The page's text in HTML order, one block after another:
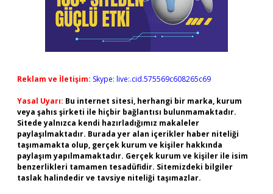
Reklam ve İletişim: Skype: live:.cid.575569c608265c69
Yasal Uyarı: Bu internet sitesi, herhangi bir marka, kurum
veya şahıs şirketi ile hiçbir bağlantısı bulunmamaktadır.
Sitede yalnızca kendi hazırladığımız makaleler
paylaşılmaktadır. Burada yer alan içerikler haber niteliği
taşımamakta olup, gerçek kurum ve kişiler hakkında
paylaşım yapılmamaktadır. Gerçek kurum ve kişiler ile isim
benzerlikleri tamamen tesadüfidir. Sitemizdeki bilgiler
taslak halindedir ve tavsiye niteliği taşımazlar.